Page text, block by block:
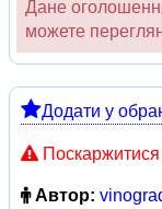
Дане
можете
Додати у
Поскаржитися
Автор: